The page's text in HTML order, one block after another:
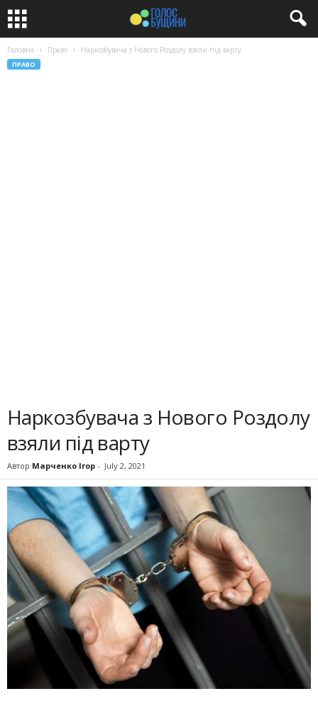
Головна Право Наркозбувача з Нового Роздолу взяли під варту
ПРАВО
Наркозбувача з Нового Роздолу
взяли під варту
Автор Марченко Ігор - July 2, 2021